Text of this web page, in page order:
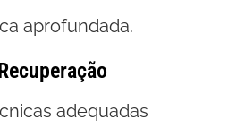
aprofundada.
adequadas